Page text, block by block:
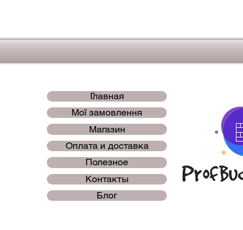
Главная
Мої замовлення
Магазин
Оплата и доставка
Полезное
Контакты
Блог